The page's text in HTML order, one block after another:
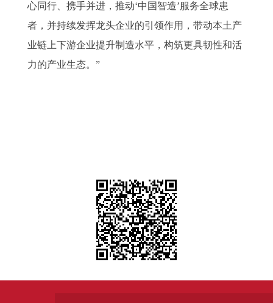
心同行、携手并进，推动‘中国智造’服务全球患
者，并持续发挥龙头企业的引领作用，带动本土产
业链上下游企业提升制造水平，构筑更具韧性和活
力的产业生态。”